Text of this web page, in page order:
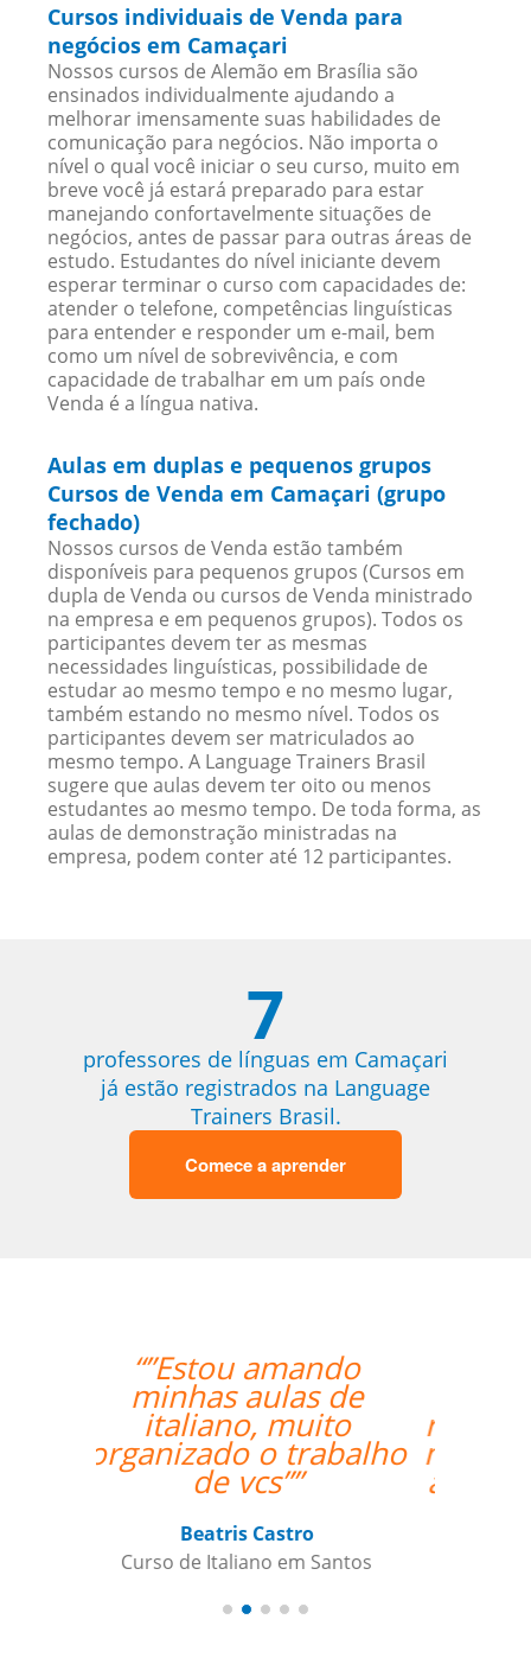
Cursos individuais de Venda para
negócios em Camaçari
Nossos cursos de Alemão em Brasília são
ensinados individualmente ajudando a
melhorar imensamente suas habilidades de
comunicação para negócios. Não importa o
nível o qual você iniciar o seu curso, muito em
breve você já estará preparado para estar
manejando confortavelmente situações de
negócios, antes de passar para outras áreas de
estudo. Estudantes do nível iniciante devem
esperar terminar o curso com capacidades de:
atender o telefone, competências linguísticas
para entender e responder um e-mail, bem
como um nível de sobrevivência, e com
capacidade de trabalhar em um país onde
Venda é a língua nativa.
Aulas em duplas e pequenos grupos
Cursos de Venda em Camaçari (grupo
fechado)
Nossos cursos de Venda estão também
disponíveis para pequenos grupos (Cursos em
dupla de Venda ou cursos de Venda ministrado
na empresa e em pequenos grupos). Todos os
participantes devem ter as mesmas
necessidades linguísticas, possibilidade de
estudar ao mesmo tempo e no mesmo lugar,
também estando no mesmo nível. Todos os
participantes devem ser matriculados ao
mesmo tempo. A Language Trainers Brasil
sugere que aulas devem ter oito ou menos
estudantes ao mesmo tempo. De toda forma, as
aulas de demonstração ministradas na
empresa, podem conter até 12 participantes.
7
professores de línguas em Camaçari
já estão registrados na Language
Trainers Brasil.
Comece a aprender
“”Eu tenho somente
postos positivo para
ressaltar a respeito do
meu professor Peter e
a Language Trainers.””
Kjersti Cubberley
Curso de Checo em San Francisco